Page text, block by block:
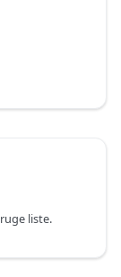
liste.